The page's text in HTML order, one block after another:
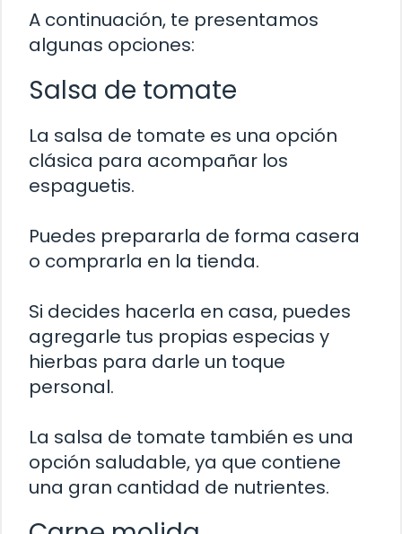
A continuación, te presentamos
algunas opciones:
Salsa de tomate
La salsa de tomate es una opción
clásica para acompañar los
espaguetis.
Puedes prepararla de forma casera
o comprarla en la tienda.
Si decides hacerla en casa, puedes
agregarle tus propias especias y
hierbas para darle un toque
personal.
La salsa de tomate también es una
opción saludable, ya que contiene
una gran cantidad de nutrientes.